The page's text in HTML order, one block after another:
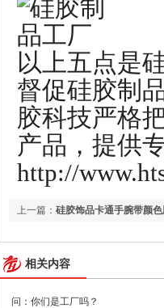
以上五点是
督促硅胶制
胶科技严格
产品，提供
http://
上一篇： 硅胶饰品卡通手腕带颜
相关内容
问：你们是工厂吗？